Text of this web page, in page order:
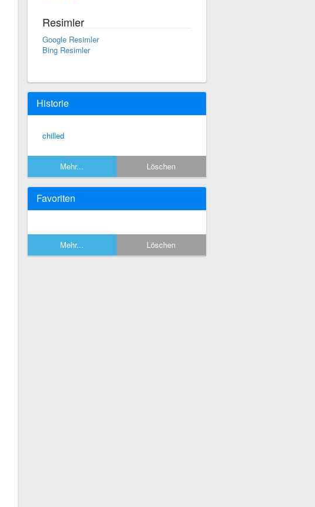
Resimler
Google Resimler
Bing Resimler
Historie
chilled
Mehr... Löschen
Favoriten
Mehr... Löschen